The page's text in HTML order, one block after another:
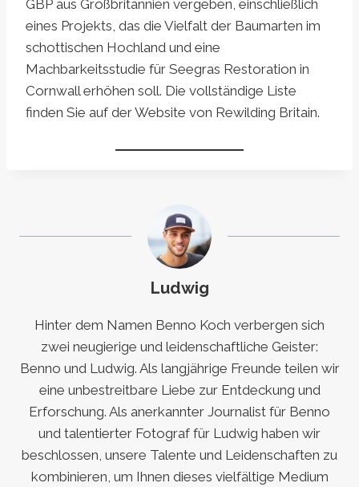
GBP aus Großbritannien vergeben, einschließlich
eines Projekts, das die Vielfalt der Baumarten im
schottischen Hochland und eine
Machbarkeitsstudie für Seegras Restoration in
Cornwall erhöhen soll. Die vollständige Liste
finden Sie auf der Website von Rewilding Britain.
Ludwig
Hinter dem Namen Benno Koch verbergen sich
zwei neugierige und leidenschaftliche Geister:
Benno und Ludwig. Als langjährige Freunde teilen wir
eine unbestreitbare Liebe zur Entdeckung und
Erforschung. Als anerkannter Journalist für Benno
und talentierter Fotograf für Ludwig haben wir
beschlossen, unsere Talente und Leidenschaften zu
kombinieren, um Ihnen dieses vielfältige Medium